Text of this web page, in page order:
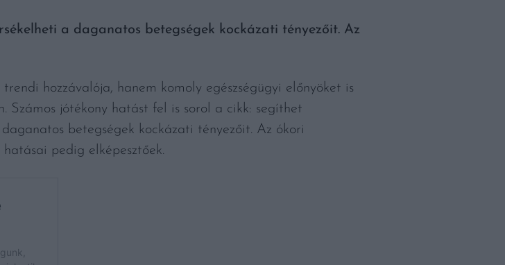
a daganatos betegségek kockázati tényezőit. Az
hozzávalója, hanem komoly egészségügyi előnyöket is
Számos jótékony hatást fel is sorol a cikk: segíthet
betegségek kockázati tényezőit. Az ókori
pedig elképesztőek.